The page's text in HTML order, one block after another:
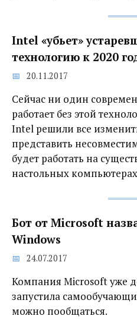
Intel «убьет»
технологию к 2020
20.11.2017
Сейчас ни один
работает без этой
Intel решили все
представить
будет работать на
настольных
Бот от Microsoft
Windows
24.07.2017
Компания Microsoft уже
запустила
можно пообщаться.